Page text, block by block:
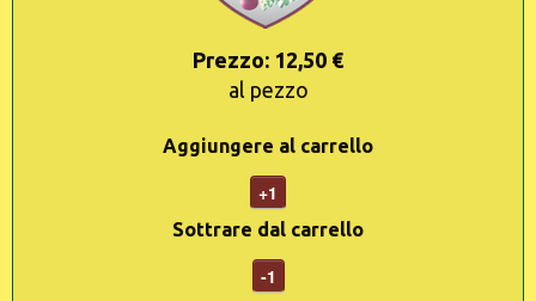
Prezzo: 12,50 €
al pezzo
Aggiungere al carrello
+1
Sottrare dal carrello
-1